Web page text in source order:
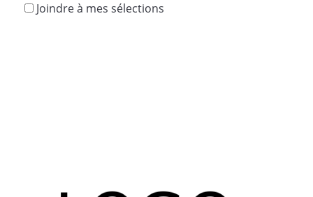
Joindre à mes sélections